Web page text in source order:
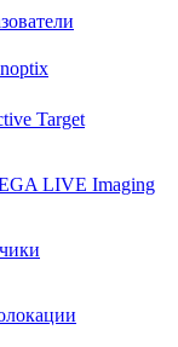
Target
LIVE Imaging